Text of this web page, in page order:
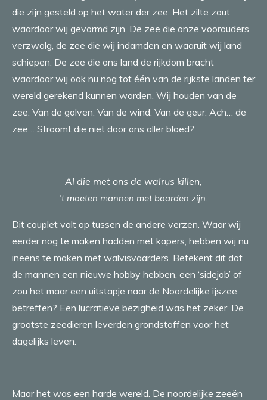
die zijn gesteld op het water der zee. Het zilte zout
waardoor wij gevormd zijn. De zee die onze voorouders
verzwolg, de zee die wij indamden en waaruit wij land
schiepen. De zee die ons land de rijkdom bracht
waardoor wij ook nu nog tot één van de rijkste landen ter
wereld gerekend kunnen worden. Wij houden van de
zee. Van de golven. Van de wind. Van de geur. Ach… de
zee… Stroomt die niet door ons aller bloed?
Al die met ons de walrus killen,
't moeten mannen met baarden zijn.
Dit couplet valt op tussen de andere verzen. Waar wij
eerder nog te maken hadden met kapers, hebben wij nu
ineens te maken met walvisvaarders. Betekent dit dat
de mannen een nieuwe hobby hebben, een ‘sidejob’ of
zou het maar een uitstapje naar de Noordelijke ijszee
betreffen? Een lucratieve bezigheid was het zeker. De
grootste zeedieren leverden grondstoffen voor het
dagelijks leven.
Maar het was een harde wereld. De noordelijke zeeën